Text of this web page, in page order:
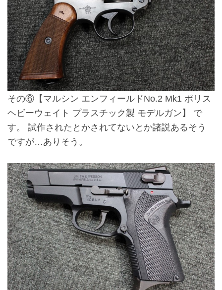
その⑥ 【マルシン エンフィールドNo.2 Mk1 ポリス
ヘビーウェイト プラスチック製 モデルガン】 で
す。 試作されたとかされてないとか諸説あるそう
ですが…ありそう。